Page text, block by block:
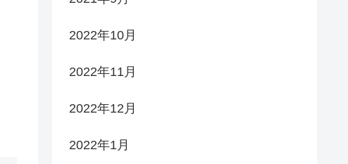
2022年10月
2022年11月
2022年12月
2022年1月